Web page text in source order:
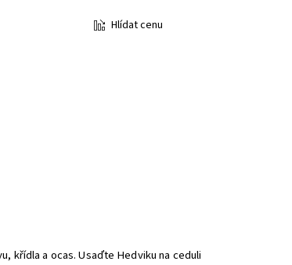
Hlídat cenu
křídla a ocas. Usaďte Hedviku na ceduli